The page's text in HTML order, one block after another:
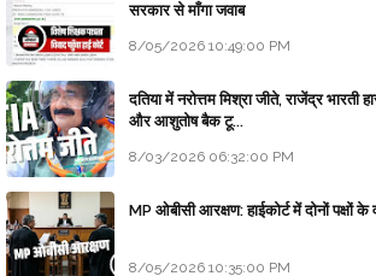
सरकार से माँगा जवाब
8/05/2026 10:49:00 PM
दतिया में नरोत्तम मिश्रा जीते, राजेंद्र भारती
और आशुतोष बैक टू...
8/03/2026 06:32:00 PM
MP ओबीसी आरक्षण: हाईकोर्ट में दोनों पक्षों के
8/05/2026 10:35:00 PM